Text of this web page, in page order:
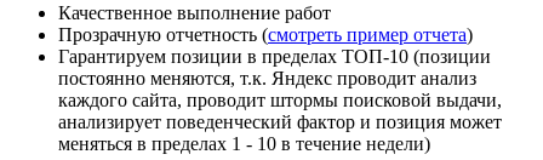
Качественное выполнение работ
Прозрачную отчетность (смотреть пример отчета)
Гарантируем позиции в пределах ТОП-10 (позиции
постоянно меняются, т.к. Яндекс проводит анализ
каждого сайта, проводит штормы поисковой выдачи,
анализирует поведенческий фактор и позиция может
меняться в пределах 1 - 10 в течение недели)